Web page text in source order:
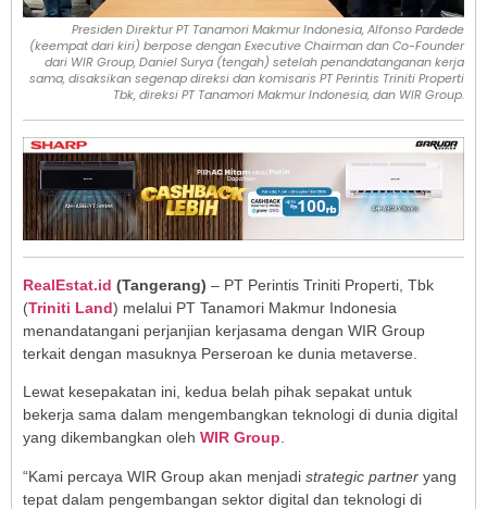
Presiden Direktur PT Tanamori Makmur Indonesia, Alfonso Pardede
(keempat dari kiri) berpose dengan Executive Chairman dan Co-Founder
dari WIR Group, Daniel Surya (tengah) setelah penandatanganan kerja
sama, disaksikan segenap direksi dan komisaris PT Perintis Triniti Properti
Tbk, direksi PT Tanamori Makmur Indonesia, dan WIR Group.
RealEstat.id (Tangerang) – PT Perintis Triniti Properti, Tbk
(Triniti Land) melalui PT Tanamori Makmur Indonesia
menandatangani perjanjian kerjasama dengan WIR Group
terkait dengan masuknya Perseroan ke dunia metaverse.
Lewat kesepakatan ini, kedua belah pihak sepakat untuk
bekerja sama dalam mengembangkan teknologi di dunia digital
yang dikembangkan oleh WIR Group
“Kami percaya WIR Group akan menjadi strategic partner yang
tepat dalam pengembangan sektor digital dan teknologi di